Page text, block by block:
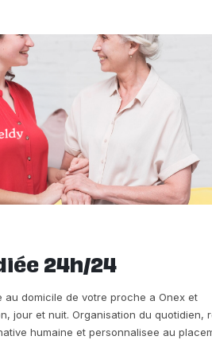
24h/24
au domicile de votre proche a Onex et
jour et nuit. Organisation du quotidien,
humaine et personnalisee au